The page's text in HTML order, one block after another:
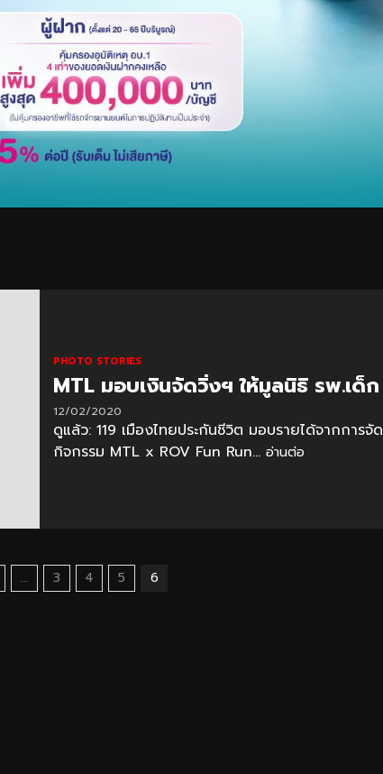
PHOTO STORIES
MTL มอบเงินจัดวิ่งฯ ให้มูลนิธิ รพ.เด็ก
12/02/2020
ดูแล้ว: 119 เมืองไทยประกันชีวิต มอบรายได้จากการจัด
กิจกรรม MTL x ROV Fun Run... อ่านต่อ
… 3 4 5 6